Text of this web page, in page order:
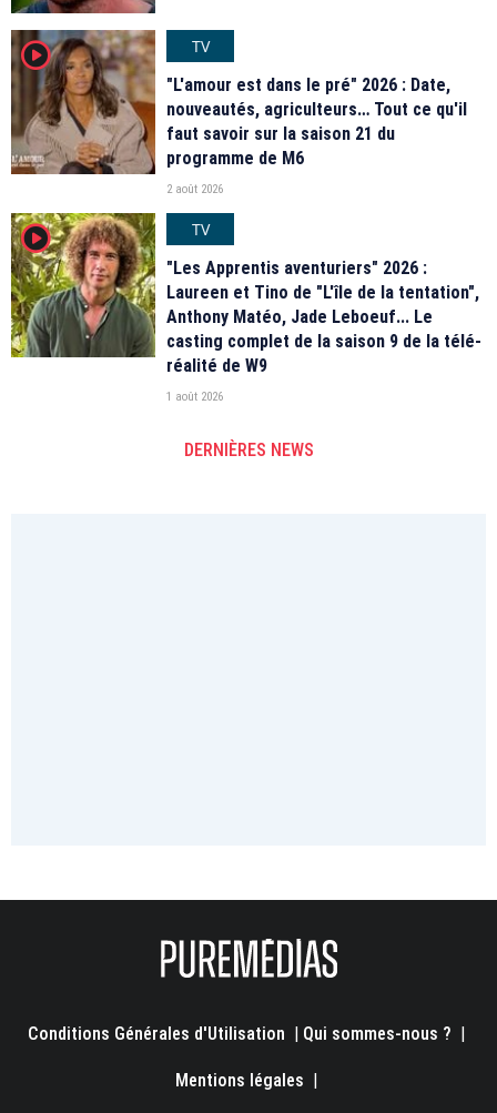
player2
TV
"L'amour est dans le pré" 2026 : Date,
nouveautés, agriculteurs… Tout ce qu'il
faut savoir sur la saison 21 du
programme de M6
2 août 2026
player2
TV
"Les Apprentis aventuriers" 2026 :
Laureen et Tino de "L'île de la tentation",
Anthony Matéo, Jade Leboeuf... Le
casting complet de la saison 9 de la télé-
réalité de W9
1 août 2026
DERNIÈRES NEWS
Conditions Générales d'Utilisation | Qui sommes-nous ? |
Mentions légales |